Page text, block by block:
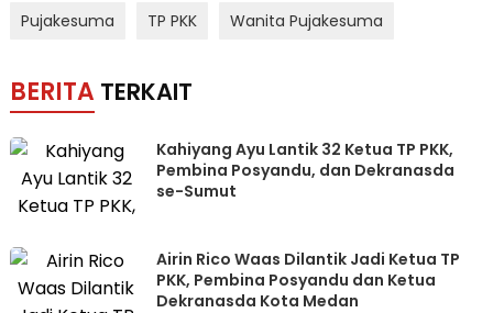
Pujakesuma TP PKK Wanita Pujakesuma
BERITA TERKAIT
Kahiyang Ayu Lantik 32 Ketua TP PKK,
Pembina Posyandu, dan Dekranasda
se-Sumut
Airin Rico Waas Dilantik Jadi Ketua TP
PKK, Pembina Posyandu dan Ketua
Dekranasda Kota Medan